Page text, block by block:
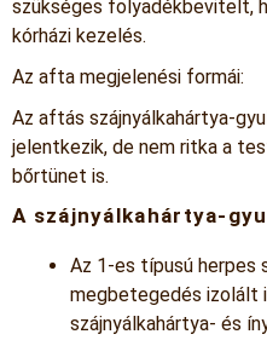
szükséges folyadékbevitelt,
kórházi kezelés.
Az afta megjelenési formái:
Az aftás szájnyálkahártya-
jelentkezik, de nem ritka a
bőrtünet is.
A szájnyálkahártya-
Az 1-es típusú herpes
megbetegedés izolált
szájnyálkahártya- és